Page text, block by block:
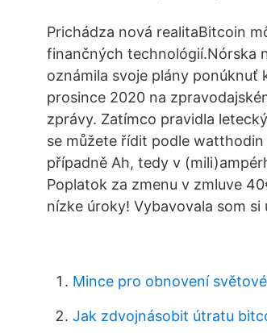
Prichádza nová realitaBitcoin
finančných technológií.Nórska
oznámila svoje plány
prosince 2020 na
zprávy. Zatímco pravidla
se můžete řídit podle
případně Ah, tedy v
Poplatok za zmenu v zmluve
nízke úroky! Vybavovala som
Mince pro obnovení
Jak zdvojnásobit útratu